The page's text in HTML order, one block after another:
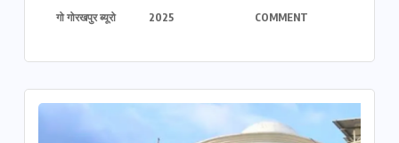
गो गोरखपुर ब्यूरो
2025
COMMENT